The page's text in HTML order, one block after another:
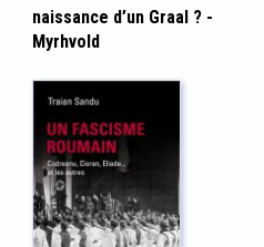
naissance d’un Graal ? -
Myrhvold